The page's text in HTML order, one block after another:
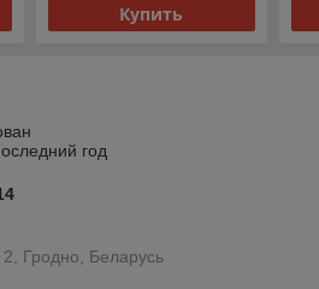
Купить
год
Гродно, Беларусь